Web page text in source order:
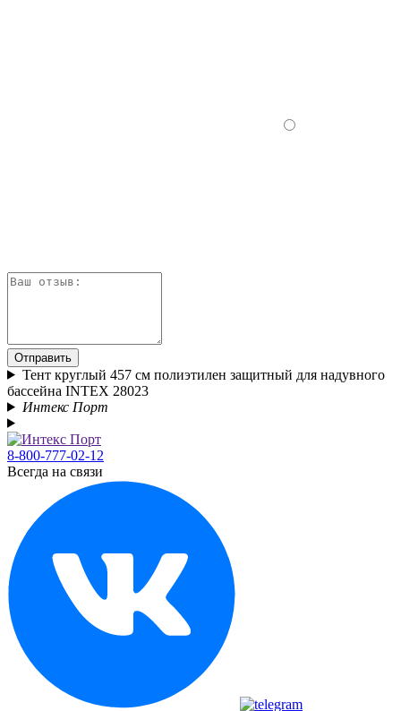
Отправить
Тент круглый 457 см полиэтилен защитный для надувного
бассейна INTEX 28023
Интекс Порт
8-800-777-02-12
Всегда на связи